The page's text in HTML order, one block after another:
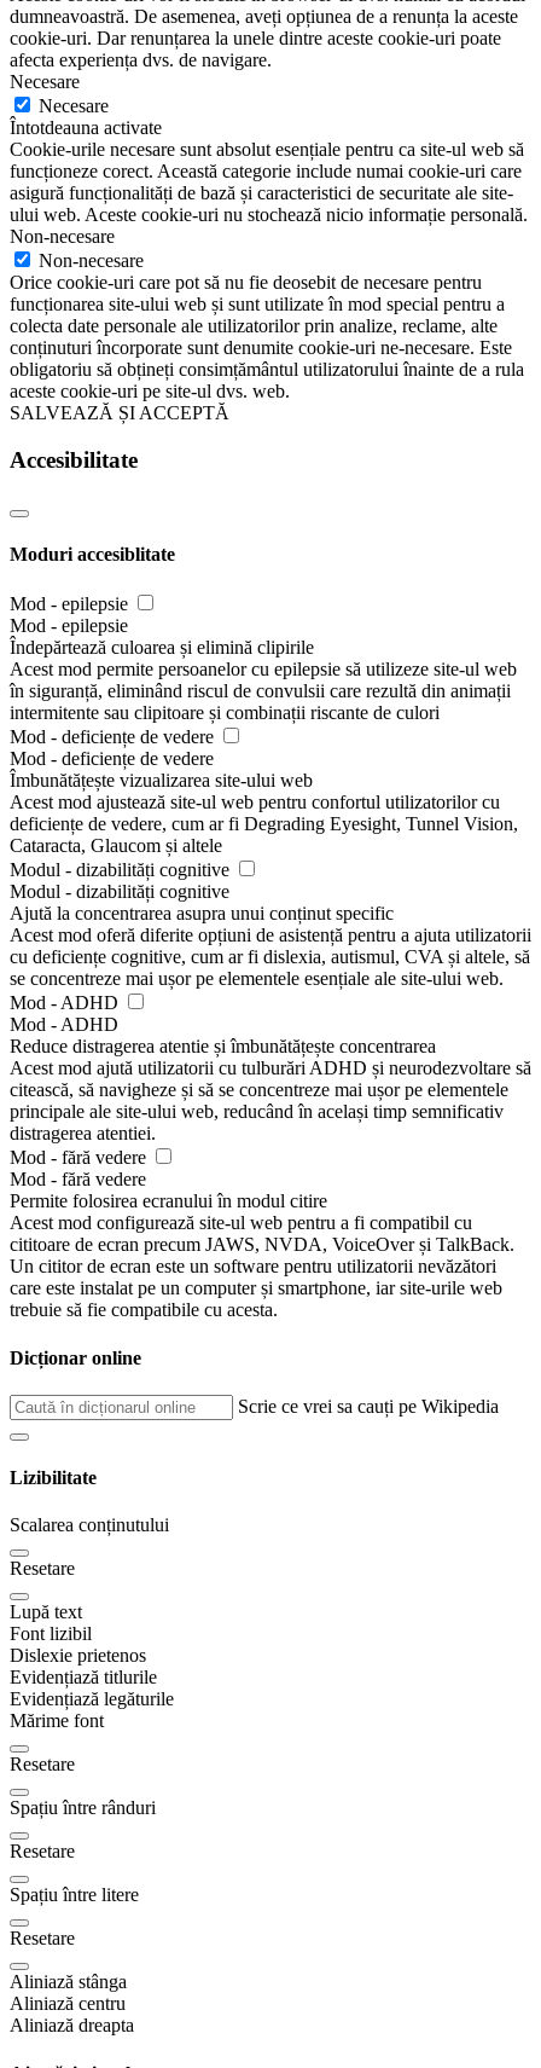
dumneavoastră. De asemenea, aveți opțiunea de a renunța la aceste
cookie-uri. Dar renunțarea la unele dintre aceste cookie-uri poate
afecta experiența dvs. de navigare.
Necesare
Necesare
Întotdeauna activate
Cookie-urile necesare sunt absolut esențiale pentru ca site-ul web să
funcționeze corect. Această categorie include numai cookie-uri care
asigură funcționalități de bază și caracteristici de securitate ale site-
ului web. Aceste cookie-uri nu stochează nicio informație personală.
Non-necesare
Non-necesare
Orice cookie-uri care pot să nu fie deosebit de necesare pentru
funcționarea site-ului web și sunt utilizate în mod special pentru a
colecta date personale ale utilizatorilor prin analize, reclame, alte
conținuturi încorporate sunt denumite cookie-uri ne-necesare. Este
obligatoriu să obțineți consimțământul utilizatorului înainte de a rula
aceste cookie-uri pe site-ul dvs. web.
SALVEAZĂ ȘI ACCEPTĂ
Accesibilitate
Moduri accesiblitate
Mod - epilepsie
Mod - epilepsie
Îndepărtează culoarea și elimină clipirile
Acest mod permite persoanelor cu epilepsie să utilizeze site-ul web
în siguranță, eliminând riscul de convulsii care rezultă din animații
intermitente sau clipitoare și combinații riscante de culori
Mod - deficiențe de vedere
Mod - deficiențe de vedere
Îmbunătățește vizualizarea site-ului web
Acest mod ajustează site-ul web pentru confortul utilizatorilor cu
deficiențe de vedere, cum ar fi Degrading Eyesight, Tunnel Vision,
Cataracta, Glaucom și altele
Modul - dizabilități cognitive
Modul - dizabilități cognitive
Ajută la concentrarea asupra unui conținut specific
Acest mod oferă diferite opțiuni de asistență pentru a ajuta utilizatorii
cu deficiențe cognitive, cum ar fi dislexia, autismul, CVA și altele, să
se concentreze mai ușor pe elementele esențiale ale site-ului web.
Mod - ADHD
Mod - ADHD
Reduce distragerea atentie și îmbunătățește concentrarea
Acest mod ajută utilizatorii cu tulburări ADHD și neurodezvoltare să
citească, să navigheze și să se concentreze mai ușor pe elementele
principale ale site-ului web, reducând în același timp semnificativ
distragerea atentiei.
Mod - fără vedere
Mod - fără vedere
Permite folosirea ecranului în modul citire
Acest mod configurează site-ul web pentru a fi compatibil cu
cititoare de ecran precum JAWS, NVDA, VoiceOver și TalkBack.
Un cititor de ecran este un software pentru utilizatorii nevăzători
care este instalat pe un computer și smartphone, iar site-urile web
trebuie să fie compatibile cu acesta.
Dicționar online
Scrie ce vrei sa cauți pe Wikipedia
Lizibilitate
Scalarea conținutului
Resetare
Lupă text
Font lizibil
Dislexie prietenos
Evidențiază titlurile
Evidențiază legăturile
Mărime font
Resetare
Spațiu între rânduri
Resetare
Spațiu între litere
Resetare
Aliniază stânga
Aliniază centru
Aliniază dreapta